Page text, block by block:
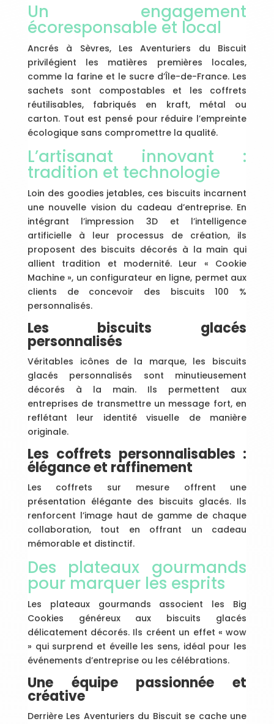
Un engagement
écoresponsable et local
Ancrés à Sèvres, Les Aventuriers du Biscuit
privilégient les matières premières locales,
comme la farine et le sucre d’Île-de-France. Les
sachets sont compostables et les coffrets
réutilisables, fabriqués en kraft, métal ou
carton. Tout est pensé pour réduire l’empreinte
écologique sans compromettre la qualité.
L’artisanat innovant :
tradition et technologie
Loin des goodies jetables, ces biscuits incarnent
une nouvelle vision du cadeau d’entreprise. En
intégrant l’impression 3D et l’intelligence
artificielle à leur processus de création, ils
proposent des biscuits décorés à la main qui
allient tradition et modernité. Leur « Cookie
Machine », un configurateur en ligne, permet aux
clients de concevoir des biscuits 100 %
personnalisés.
Les biscuits glacés
personnalisés
Véritables icônes de la marque, les biscuits
glacés personnalisés sont minutieusement
décorés à la main. Ils permettent aux
entreprises de transmettre un message fort, en
reflétant leur identité visuelle de manière
originale.
Les coffrets personnalisables :
élégance et raffinement
Les coffrets sur mesure offrent une
présentation élégante des biscuits glacés. Ils
renforcent l’image haut de gamme de chaque
collaboration, tout en offrant un cadeau
mémorable et distinctif.
Des plateaux gourmands
pour marquer les esprits
Les plateaux gourmands associent les Big
Cookies généreux aux biscuits glacés
délicatement décorés. Ils créent un effet « wow
» qui surprend et éveille les sens, idéal pour les
événements d’entreprise ou les célébrations.
Une équipe passionnée et
créative
Derrière Les Aventuriers du Biscuit se cache une